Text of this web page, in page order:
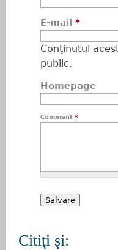
E-mail *
Conţinutul
public.
Homepage
Comment *
Citiţi şi: